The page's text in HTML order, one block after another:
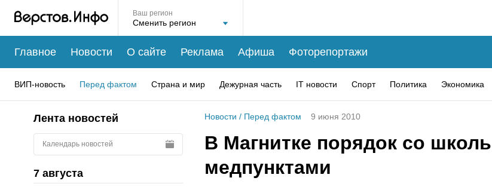
Ваш регион
Главное Новости О сайте Реклама Афиша Фоторепортажи
ВИП-новость Перед фактом Страна и мир Дежурная часть IT новости Спорт Политика Экономика
Лента новостей
Календарь новостей
7 августа
Новости / Перед фактом 9 июня 2010
В Магнитке порядок со
медпунктами